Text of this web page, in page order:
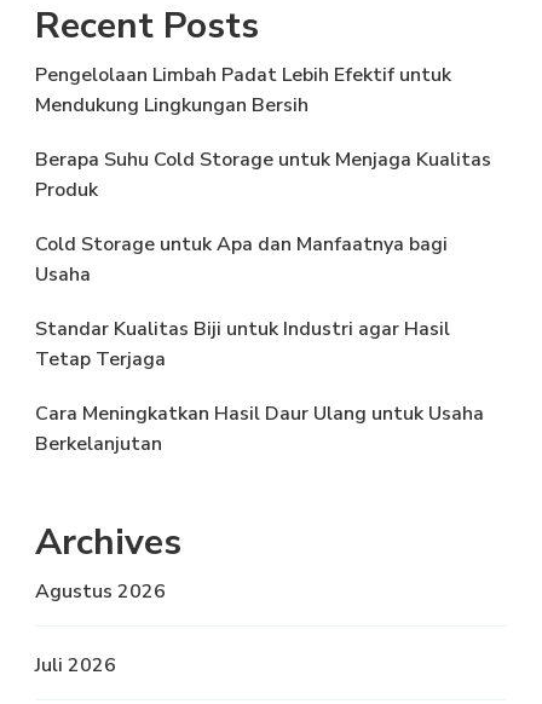
Recent Posts
Pengelolaan Limbah Padat Lebih Efektif untuk
Mendukung Lingkungan Bersih
Berapa Suhu Cold Storage untuk Menjaga Kualitas
Produk
Cold Storage untuk Apa dan Manfaatnya bagi
Usaha
Standar Kualitas Biji untuk Industri agar Hasil
Tetap Terjaga
Cara Meningkatkan Hasil Daur Ulang untuk Usaha
Berkelanjutan
Archives
Agustus 2026
Juli 2026